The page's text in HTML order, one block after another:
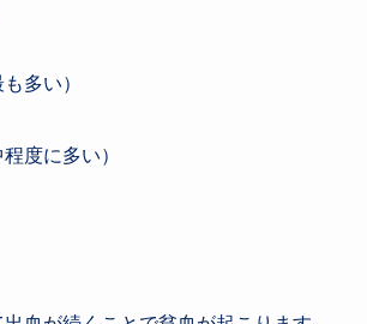
多い）
度に多い）